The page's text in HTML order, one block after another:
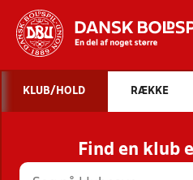
STILLINGER,
KLUB/HOLD RÆKKE
Find en klub